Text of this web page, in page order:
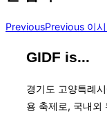
PreviousPrevious 이
GIDF is...
경기도 고양특례
용 축제로, 국내외